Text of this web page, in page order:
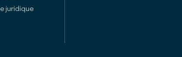
juridique